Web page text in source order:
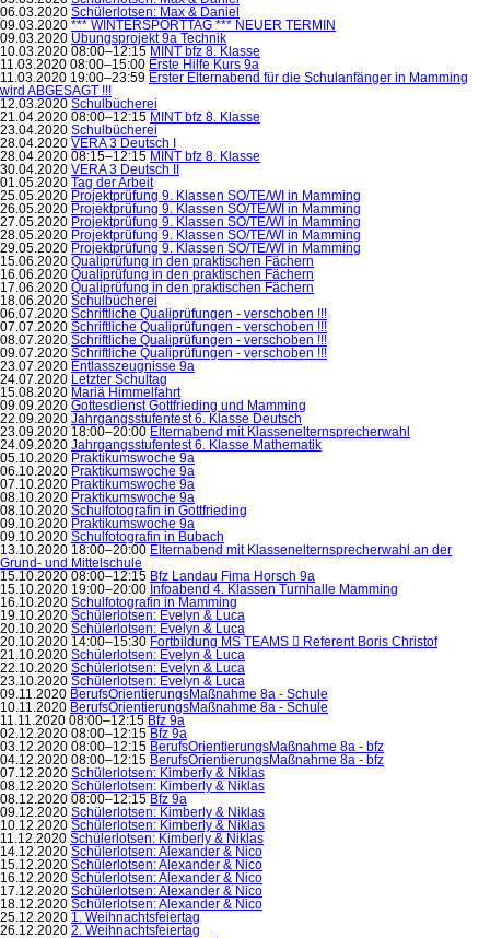
06.03.2020 Schülerlotsen: Max & Daniel
09.03.2020 *** WINTERSPORTTAG *** NEUER TERMIN
09.03.2020 Übungsprojekt 9a Technik
10.03.2020 08:00–12:15 MINT bfz 8. Klasse
11.03.2020 08:00–15:00 Erste Hilfe Kurs 9a
11.03.2020 19:00–23:59 Erster Elternabend für die Schulanfänger in Mamming
wird ABGESAGT !!!
12.03.2020 Schulbücherei
21.04.2020 08:00–12:15 MINT bfz 8. Klasse
23.04.2020 Schulbücherei
28.04.2020 VERA 3 Deutsch I
28.04.2020 08:15–12:15 MINT bfz 8. Klasse
30.04.2020 VERA 3 Deutsch II
01.05.2020 Tag der Arbeit
25.05.2020 Projektprüfung 9. Klassen SO/TE/WI in Mamming
26.05.2020 Projektprüfung 9. Klassen SO/TE/WI in Mamming
27.05.2020 Projektprüfung 9. Klassen SO/TE/WI in Mamming
28.05.2020 Projektprüfung 9. Klassen SO/TE/WI in Mamming
29.05.2020 Projektprüfung 9. Klassen SO/TE/WI in Mamming
15.06.2020 Qualiprüfung in den praktischen Fächern
16.06.2020 Qualiprüfung in den praktischen Fächern
17.06.2020 Qualiprüfung in den praktischen Fächern
18.06.2020 Schulbücherei
06.07.2020 Schriftliche Qualiprüfungen - verschoben !!!
07.07.2020 Schriftliche Qualiprüfungen - verschoben !!!
08.07.2020 Schriftliche Qualiprüfungen - verschoben !!!
09.07.2020 Schriftliche Qualiprüfungen - verschoben !!!
23.07.2020 Entlasszeugnisse 9a
24.07.2020 Letzter Schultag
15.08.2020 Mariä Himmelfahrt
09.09.2020 Gottesdienst Gottfrieding und Mamming
22.09.2020 Jahrgangsstufentest 6. Klasse Deutsch
23.09.2020 18:00–20:00 Elternabend mit Klassenelternsprecherwahl
24.09.2020 Jahrgangsstufentest 6. Klasse Mathematik
05.10.2020 Praktikumswoche 9a
06.10.2020 Praktikumswoche 9a
07.10.2020 Praktikumswoche 9a
08.10.2020 Praktikumswoche 9a
08.10.2020 Schulfotografin in Gottfrieding
09.10.2020 Praktikumswoche 9a
09.10.2020 Schulfotografin in Bubach
13.10.2020 18:00–20:00 Elternabend mit Klassenelternsprecherwahl an der
Grund- und Mittelschule
15.10.2020 08:00–12:15 Bfz Landau Fima Horsch 9a
15.10.2020 19:00–20:00 Infoabend 4. Klassen Turnhalle Mamming
16.10.2020 Schulfotografin in Mamming
19.10.2020 Schülerlotsen: Evelyn & Luca
20.10.2020 Schülerlotsen: Evelyn & Luca
20.10.2020 14:00–15:30 Fortbildung MS TEAMS  Referent Boris Christof
21.10.2020 Schülerlotsen: Evelyn & Luca
22.10.2020 Schülerlotsen: Evelyn & Luca
23.10.2020 Schülerlotsen: Evelyn & Luca
09.11.2020 BerufsOrientierungsMaßnahme 8a - Schule
10.11.2020 BerufsOrientierungsMaßnahme 8a - Schule
11.11.2020 08:00–12:15 Bfz 9a
02.12.2020 08:00–12:15 Bfz 9a
03.12.2020 08:00–12:15 BerufsOrientierungsMaßnahme 8a - bfz
04.12.2020 08:00–12:15 BerufsOrientierungsMaßnahme 8a - bfz
07.12.2020 Schülerlotsen: Kimberly & Niklas
08.12.2020 Schülerlotsen: Kimberly & Niklas
08.12.2020 08:00–12:15 Bfz 9a
09.12.2020 Schülerlotsen: Kimberly & Niklas
10.12.2020 Schülerlotsen: Kimberly & Niklas
11.12.2020 Schülerlotsen: Kimberly & Niklas
14.12.2020 Schülerlotsen: Alexander & Nico
15.12.2020 Schülerlotsen: Alexander & Nico
16.12.2020 Schülerlotsen: Alexander & Nico
17.12.2020 Schülerlotsen: Alexander & Nico
18.12.2020 Schülerlotsen: Alexander & Nico
25.12.2020 1. Weihnachtsfeiertag
26.12.2020 2. Weihnachtsfeiertag